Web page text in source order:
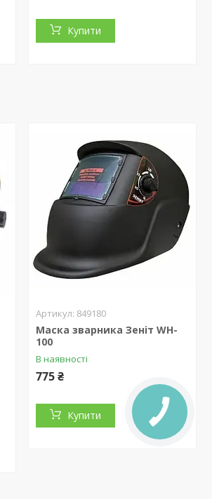
Купити
849180
Маска зварника Зеніт WH-
100
В наявності
775 ₴
Купити